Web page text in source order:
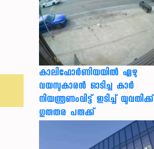
കാലിഫോര്‍ണിയയില്‍ ഏഴു
വയസുകാരന്‍ ഓടിച്ച കാര്‍
നിയന്ത്രണംവിട്ട് ഇടിച്ച് യുവതിക്ക്
ഗുരുതര പരുക്ക്